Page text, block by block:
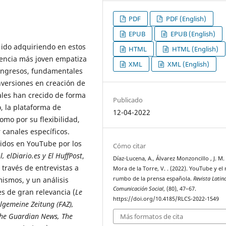
adquiriendo en estos
más joven empatiza
fundamentales
en creación de
han crecido de forma
la plataforma de
por su flexibilidad,
específicos.
en YouTube por los
elDiario.es y El HuffPost,
de entrevistas a
y un análisis
de gran relevancia (Le
Zeitung (FAZ),
Guardian News, The
PDF
PDF (English)
EPUB
EPUB (English)
HTML
HTML (English)
XML
XML (English)
Publicado
12-04-2022
Cómo citar
Díaz-Lucena, A., Álvarez Monzoncillo , J. M.
Mora de la Torre, V. . (2022). YouTube y el
rumbo de la prensa española.Revista
Comunicación Social, (80), 47–67.
https://doi.org/10.4185/RLCS-2022-1549
Más formatos de cita